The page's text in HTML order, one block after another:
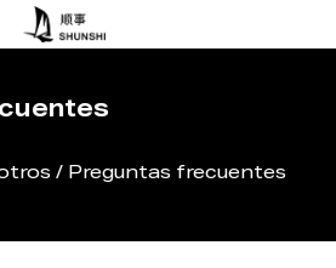
/ Preguntas frecuentes